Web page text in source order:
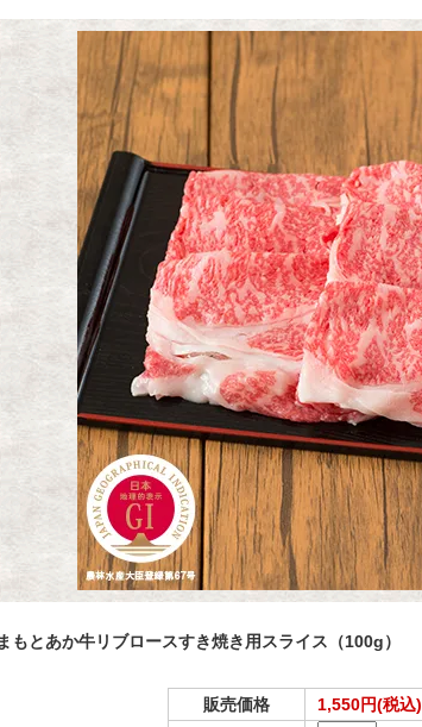
もとあか牛リブロースすき焼き用スライス（100g）
販売価格 1,550円(税込)